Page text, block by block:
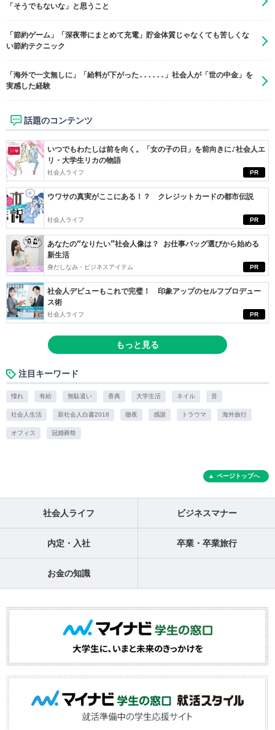
「そうでもないな」と思うこと
「節約ゲーム」「深夜帯にまとめて充電」貯金体質じゃなくても苦しくな
い節約テクニック
「海外で一文無しに」「給料が下がった......」社会人が「世の中金」を
実感した経験
話題のコンテンツ
PR
いつでもわたしは前を向く。「女の子の日」を前向きに♪社会人エ
リ・大学生リカの物語
社会人ライフ
PR
ウワサの真実がここにある！？ クレジットカードの都市伝説
社会人ライフ
PR
あなたの“なりたい”社会人像は？ お仕事バッグ選びから始める
新生活
身だしなみ・ビジネスアイテム
PR
社会人デビューもこれで完璧！ 印象アップのセルフプロデュー
ス術
社会人ライフ
もっと見る
注目キーワード
憧れ 有給 無駄遣い 香典 大学生活 ネイル 音
社会人生活 新社会人白書2018 徹夜 感謝 トラウマ 海外旅行
オフィス 冠婚葬祭
ページトップへ
社会人ライフ ビジネスマナー
内定・入社 卒業・卒業旅行
お金の知識